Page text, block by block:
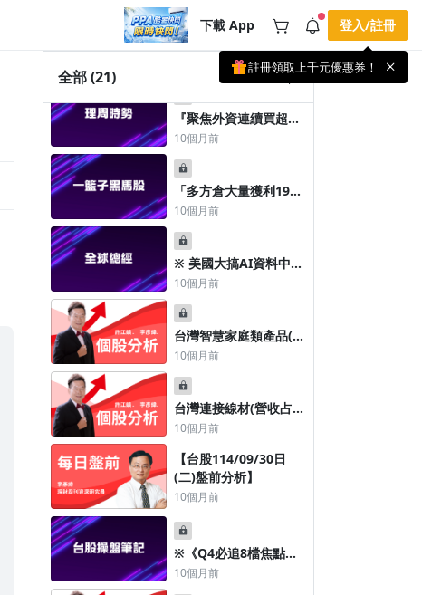
下載 App
下載 APP 領取獎勵，隨時吸收新知識
手機掃描下載
🌞 PPA 避暑津貼．冷氣房升級｜
期間快閃活動
🥵 酷暑限時快閃｜單筆滿 NT$2,500 現
折 NT$300、再贈最高 2% 點數回饋！
🚀 酷暑來襲．偷偷在冷氣房升級 📈
⭐️ 【冷氣房進修 限時開跑】◾單筆滿
NT$2,500 現折 NT$300◾活動期間：即
日起 - 8/13（只有一週）-📣 酷暑季好康
\ 再加碼 /→ 點數回饋無上限🔥購買任一
課程 or 訂閱✅ 消費即享回饋 1% 點數
✅ 滿 $5,000 回饋 2% 點數🎁 此為 PPA
官方帳號 Line@ 專屬活動，加入好友👉
享有「渠道專屬活動」及「個人化推
播」！
4 天前
查看全部
登入/註冊
註冊領取上千元優惠券！
全部(21)
1%
理財周刊．點股成金----
-三五族化合物股----
-20250929
『聚焦外資連續買超
股』 2025.09.28
10個月前
「多方倉大量獲利19元
空方倉錼創科技-KY創
10個月前
※ 美國大搞AI資料中心
的軟硬體建設 加上資料
10個月前
台灣智慧家庭類產品(營
收占比34.36%)、行動
33.15%)、寬頻固網(營
收占比29.63%)專業廠
智易(3596)
10個月前
台灣連接線材(營收占比
98.00%)專業廠良維
10個月前
【台股114/09/30日
(二)盤前分析】
10個月前
※《Q4必追8檔焦點股
一路旺到年底》
10個月前